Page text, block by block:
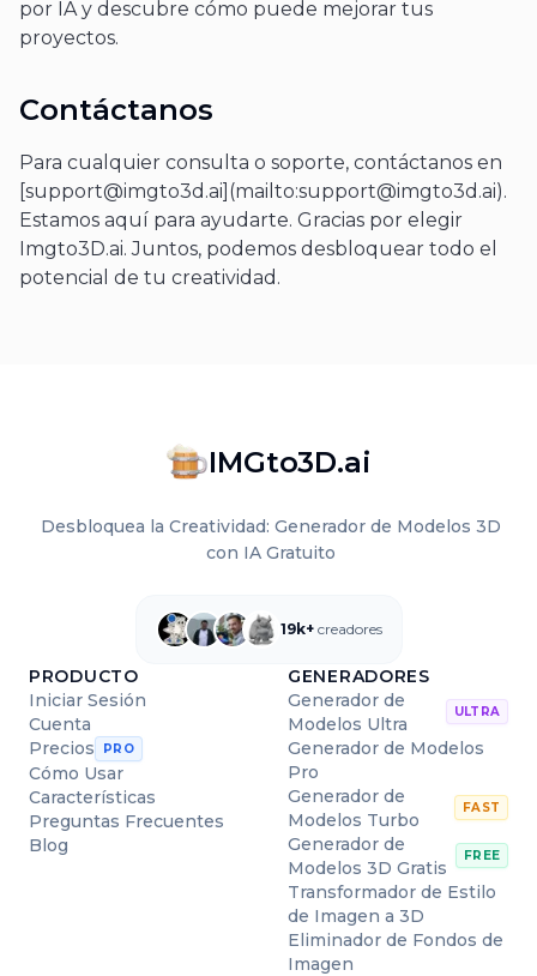
por IA y descubre cómo puede mejorar tus
proyectos.
Contáctanos
Para cualquier consulta o soporte, contáctanos en
[support@imgto3d.ai](mailto:support@imgto3d.ai).
Estamos aquí para ayudarte. Gracias por elegir
Imgto3D.ai. Juntos, podemos desbloquear todo el
potencial de tu creatividad.
IMGto3D.ai
Desbloquea la Creatividad: Generador de Modelos 3D
con IA Gratuito
19k+ creadores
PRODUCTO
Iniciar Sesión
Cuenta
Precios
PRO
Cómo Usar
Características
Preguntas Frecuentes
Blog
GENERADORES
Generador de
Modelos Ultra
ULTRA
Generador de Modelos
Pro
Generador de
Modelos Turbo
FAST
Generador de
Modelos 3D Gratis
FREE
Transformador de Estilo
de Imagen a 3D
Eliminador de Fondos de
Imagen